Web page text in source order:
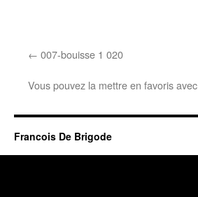
007-bouisse 1 020
Vous pouvez la mettre en favoris avec
Francois De Brigode